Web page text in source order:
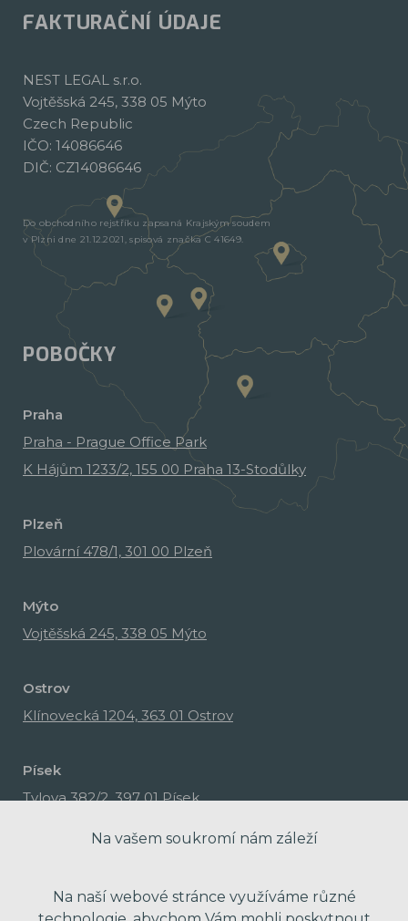
FAKTURAČNÍ ÚDAJE
NEST LEGAL s.r.o.
Vojtěšská 245, 338 05 Mýto
Czech Republic
IČO: 14086646
DIČ: CZ14086646
Do obchodního rejstříku zapsaná Krajským soudem
v Plzni dne 21.12.2021, spisová značka C 41649.
POBOČKY
Praha
Praha - Prague Office Park
K Hájům 1233/2, 155 00 Praha 13-Stodůlky
Plzeň
Plovární 478/1, 301 00 Plzeň
Mýto
Vojtěšská 245, 338 05 Mýto
Ostrov
Klínovecká 1204, 363 01 Ostrov
Písek
Tylova 382/2, 397 01 Písek
Na vašem soukromí nám záleží
Na naší webové stránce využíváme různé